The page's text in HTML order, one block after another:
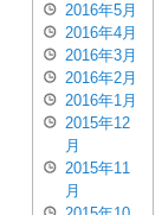
2016年5月
2016年4月
2016年3月
2016年2月
2016年1月
2015年12
月
2015年11
月